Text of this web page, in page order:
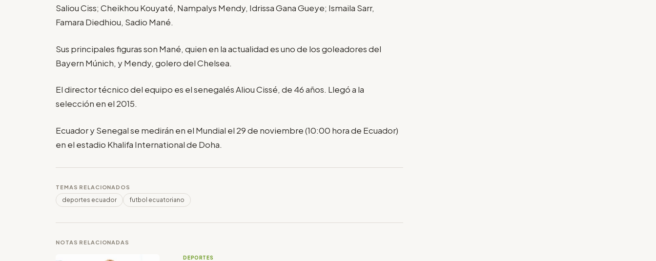
Saliou Ciss; Cheikhou Kouyaté, Nampalys Mendy, Idrissa Gana Gueye; Ismaila Sarr,
Famara Diedhiou, Sadio Mané.
Sus principales figuras son Mané, quien en la actualidad es uno de los goleadores del
Bayern Múnich, y Mendy, golero del Chelsea.
El director técnico del equipo es el senegalés Aliou Cissé, de 46 años. Llegó a la
selección en el 2015.
Ecuador y Senegal se medirán en el Mundial el 29 de noviembre (10:00 hora de Ecuador)
en el estadio Khalifa International de Doha.
TEMAS RELACIONADOS
deportes ecuador futbol ecuatoriano
NOTAS RELACIONADAS
DEPORTES